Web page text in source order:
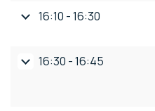
16:10 - 16:30
16:30 - 16:45